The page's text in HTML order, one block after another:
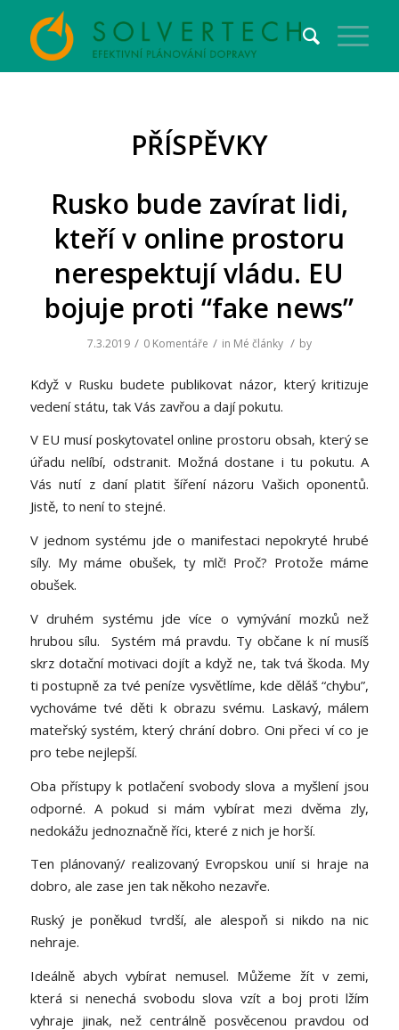
PŘÍSPĚVKY
Rusko bude zavírat lidi,
kteří v online prostoru
nerespektují vládu. EU
bojuje proti “fake news”
7.3.2019 / 0 Komentáře / in Mé články / by
Když v Rusku budete publikovat názor, který kritizuje
vedení státu, tak Vás zavřou a dají pokutu.
V EU musí poskytovatel online prostoru obsah, který se
úřadu nelíbí, odstranit. Možná dostane i tu pokutu. A
Vás nutí z daní platit šíření názoru Vašich oponentů.
Jistě, to není to stejné.
V jednom systému jde o manifestaci nepokryté hrubé
síly. My máme obušek, ty mlč! Proč? Protože máme
obušek.
V druhém systému jde více o vymývání mozků než
hrubou sílu. Systém má pravdu. Ty občane k ní musíš
skrz dotační motivaci dojít a když ne, tak tvá škoda. My
ti postupně za tvé peníze vysvětlíme, kde děláš “chybu”,
vychováme tvé děti k obrazu svému. Laskavý, málem
mateřský systém, který chrání dobro. Oni přeci ví co je
pro tebe nejlepší.
Oba přístupy k potlačení svobody slova a myšlení jsou
odporné. A pokud si mám vybírat mezi dvěma zly,
nedokážu jednoznačně říci, které z nich je horší.
Ten plánovaný/ realizovaný Evropskou unií si hraje na
dobro, ale zase jen tak někoho nezavře.
Ruský je poněkud tvrdší, ale alespoň si nikdo na nic
nehraje.
Ideálně abych vybírat nemusel. Můžeme žít v zemi,
která si nenechá svobodu slova vzít a boj proti lžím
vyhraje jinak, než centrálně posvěcenou pravdou od